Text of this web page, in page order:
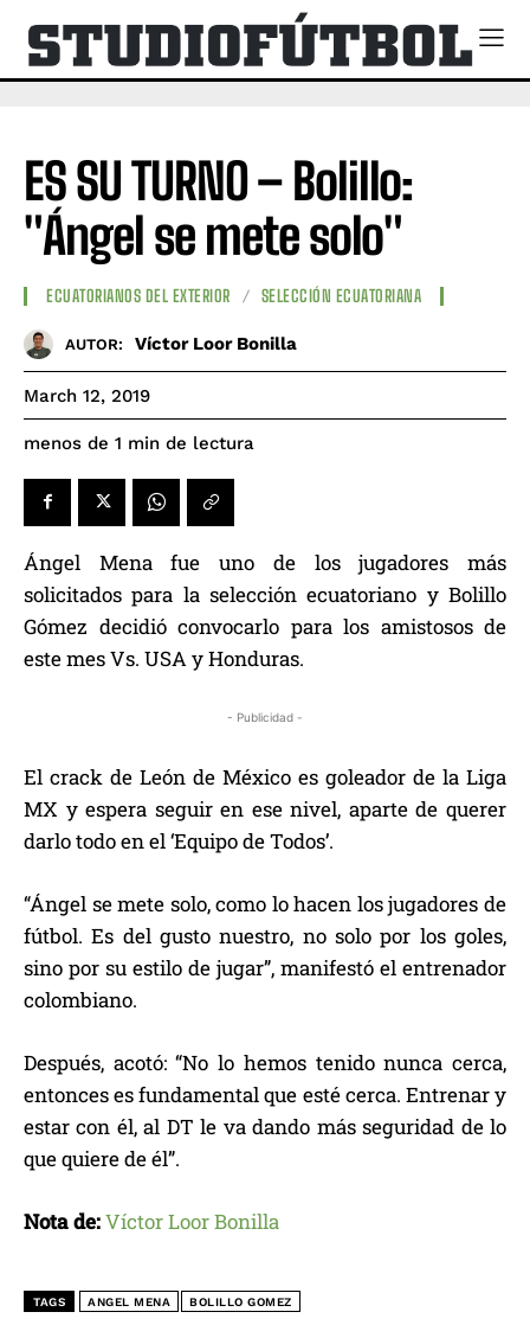
ES SU TURNO – Bolillo:
"Ángel se mete solo"
ECUATORIANOS DEL EXTERIOR SELECCIÓN ECUATORIANA
AUTOR: Víctor Loor Bonilla
March 12, 2019
menos de 1 min de lectura
Ángel Mena fue uno de los jugadores más
solicitados para la selección ecuatoriano y Bolillo
Gómez decidió convocarlo para los amistosos de
este mes Vs. USA y Honduras.
- Publicidad -
El crack de León de México es goleador de la Liga
MX y espera seguir en ese nivel, aparte de querer
darlo todo en el ‘Equipo de Todos’.
“Ángel se mete solo, como lo hacen los jugadores de
fútbol. Es del gusto nuestro, no solo por los goles,
sino por su estilo de jugar”, manifestó el entrenador
colombiano.
Después, acotó: “No lo hemos tenido nunca cerca,
entonces es fundamental que esté cerca. Entrenar y
estar con él, al DT le va dando más seguridad de lo
que quiere de él”.
Nota de:Víctor Loor Bonilla
TAGS ANGEL MENA BOLILLO GOMEZ